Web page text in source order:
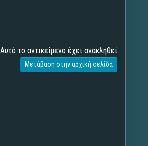
Αυτό το αντικείμενο έχει ανακληθεί
Μετάβαση στην αρχική σελίδα